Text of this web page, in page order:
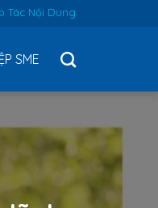
Tác Nội Dung
SME